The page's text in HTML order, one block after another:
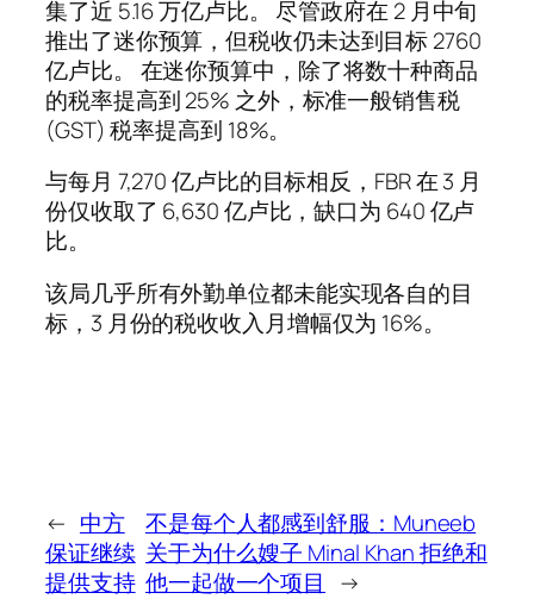
集了近 5.16 万亿卢比。 尽管政府在 2 月中旬
推出了迷你预算，但税收仍未达到目标 2760
亿卢比。 在迷你预算中，除了将数十种商品
的税率提高到 25% 之外，标准一般销售税
(GST) 税率提高到 18%。
与每月 7,270 亿卢比的目标相反，FBR 在 3 月
份仅收取了 6,630 亿卢比，缺口为 640 亿卢
比。
该局几乎所有外勤单位都未能实现各自的目
标，3 月份的税收收入月增幅仅为 16%。
← 中方
保证继续
提供支持
不是每个人都感到舒服：Muneeb
关于为什么嫂子 Minal Khan 拒绝和
他一起做一个项目
→